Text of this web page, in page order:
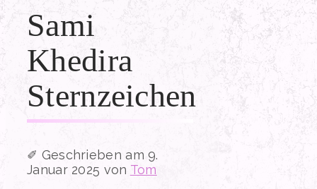
Sami
Khedira
Sternzeichen
9.
Januar 2025 von Tom